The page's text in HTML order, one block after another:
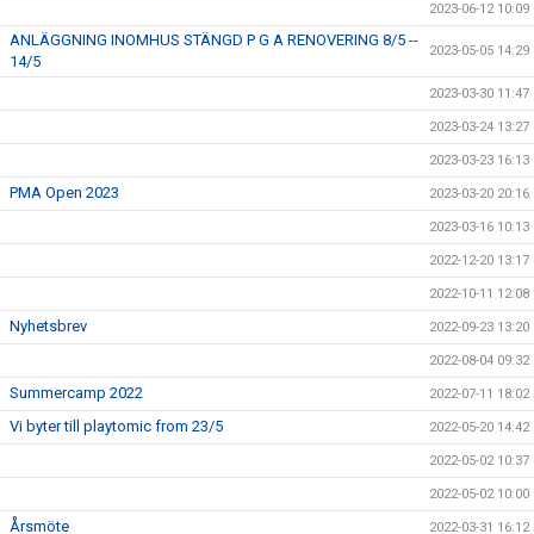
2023-06-12 10:09
ANLÄGGNING INOMHUS STÄNGD P G A RENOVERING 8/5 --
14/5
2023-05-05 14:29
2023-03-30 11:47
2023-03-24 13:27
2023-03-23 16:13
PMA Open 2023 2023-03-20 20:16
2023-03-16 10:13
2022-12-20 13:17
2022-10-11 12:08
Nyhetsbrev 2022-09-23 13:20
2022-08-04 09:32
Summercamp 2022 2022-07-11 18:02
Vi byter till playtomic from 23/5 2022-05-20 14:42
2022-05-02 10:37
2022-05-02 10:00
Årsmöte 2022-03-31 16:12